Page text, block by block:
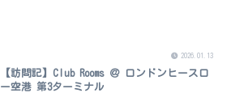
2026.01.13
【訪問記】Club Rooms ＠ ロンドンヒースロ
ー空港 第3ターミナル